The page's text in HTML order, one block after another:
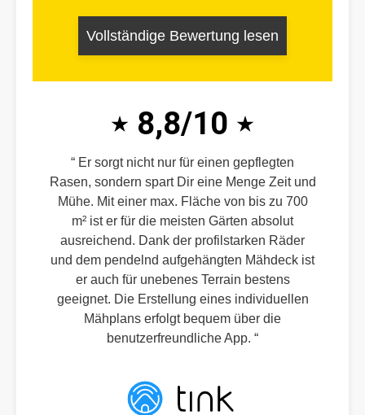
Vollständige Bewertung lesen
8,8/10
Er sorgt nicht nur für einen gepflegten
Rasen, sondern spart Dir eine Menge Zeit und
Mühe. Mit einer max. Fläche von bis zu 700
m² ist er für die meisten Gärten absolut
ausreichend. Dank der profilstarken Räder
und dem pendelnd aufgehängten Mähdeck ist
er auch für unebenes Terrain bestens
geeignet. Die Erstellung eines individuellen
Mähplans erfolgt bequem über die
benutzerfreundliche App.